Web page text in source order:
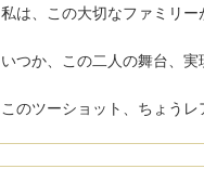
私は、この大切なファミリ
いつか、この二人の舞台、
このツーショット、ちょう